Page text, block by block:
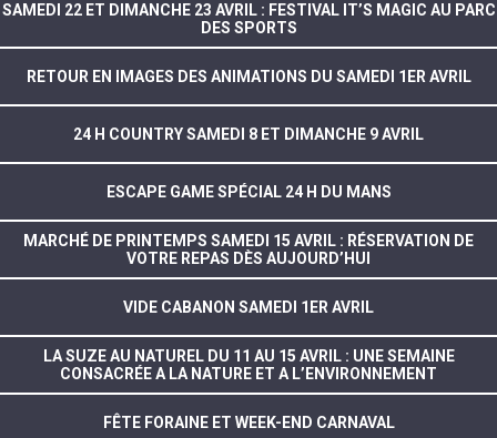
SAMEDI 22 ET DIMANCHE 23 AVRIL : FESTIVAL IT’S MAGIC AU PARC
DES SPORTS
RETOUR EN IMAGES DES ANIMATIONS DU SAMEDI 1ER AVRIL
24 H COUNTRY SAMEDI 8 ET DIMANCHE 9 AVRIL
ESCAPE GAME SPÉCIAL 24 H DU MANS
MARCHÉ DE PRINTEMPS SAMEDI 15 AVRIL : RÉSERVATION DE
VOTRE REPAS DÈS AUJOURD’HUI
VIDE CABANON SAMEDI 1ER AVRIL
LA SUZE AU NATUREL DU 11 AU 15 AVRIL : UNE SEMAINE
CONSACRÉE A LA NATURE ET A L’ENVIRONNEMENT
FÊTE FORAINE ET WEEK-END CARNAVAL